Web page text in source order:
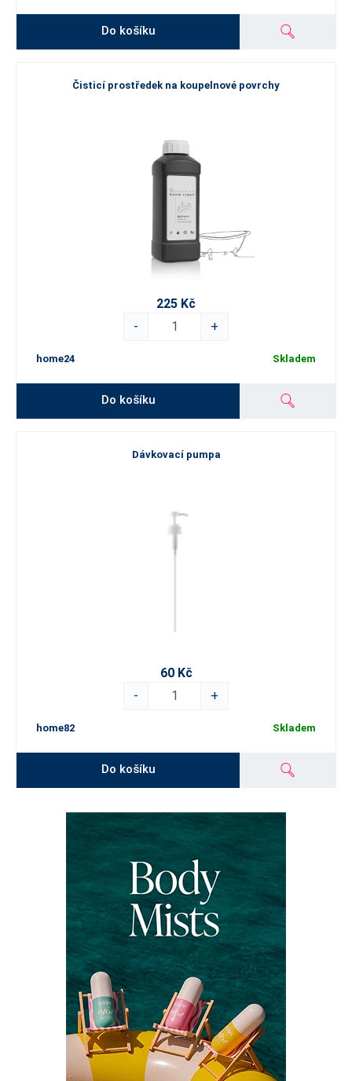
Do košíku
Čisticí prostředek na koupelnové povrchy
225 Kč
-
+
home24 Skladem
Do košíku
Dávkovací pumpa
60 Kč
-
+
home82 Skladem
Do košíku